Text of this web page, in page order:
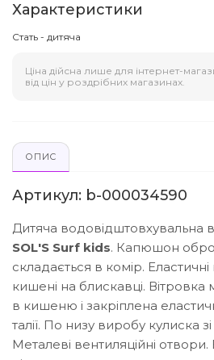
Характеристики
Стать - дитяча
Ціна дійсна лише для інтернет-
від цін у роздрібних магазинах.
ОПИС
Артикул: b-000034590
Дитяча водовідштовхувальна
SOL'S Surf kids. Капюшон
складається в комір. Еластичні
кишені на блискавці.
в кишеню і закріплена
талії. По низу виробу кулиска
Металеві вентиляційні отвори.